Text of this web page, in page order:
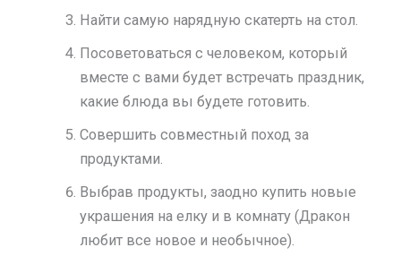
Найти самую нарядную скатерть на стол.
Посоветоваться с человеком, который
вместе с вами будет встречать праздник,
какие блюда вы будете готовить.
Совершить совместный поход за
продуктами.
Выбрав продукты, заодно купить новые
украшения на елку и в комнату (Дракон
любит все новое и необычное).